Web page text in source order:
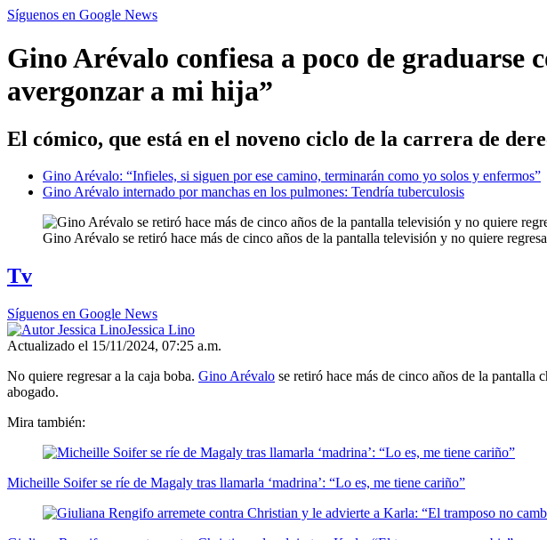
Síguenos en Google News
Gino Arévalo confiesa a poco de graduarse
avergonzar a mi hija”
El cómico, que está en el noveno ciclo de la carrera de
Gino Arévalo: “Infieles, si siguen por ese camino, terminarán como yo solos y enfermos”
Gino Arévalo internado por manchas en los pulmones: Tendría tuberculosis
Gino Arévalo se retiró hace más de cinco años de la pantalla televisión y no quiere
Tv
Síguenos en Google News
Jessica Lino
Actualizado el 15/11/2024, 07:25 a.m.
No quiere regresar a la caja boba. Gino Arévalo se retiró hace más de cinco años de la pantalla
abogado.
Mira también:
Micheille Soifer se ríe de Magaly tras llamarla ‘madrina’: “Lo es, me tiene cariño”